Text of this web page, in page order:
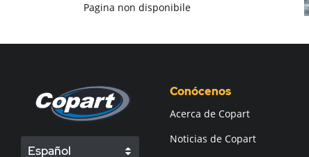
Pagina non disponibile
Español
Conócenos
Acerca de Copart
Noticias de Copart